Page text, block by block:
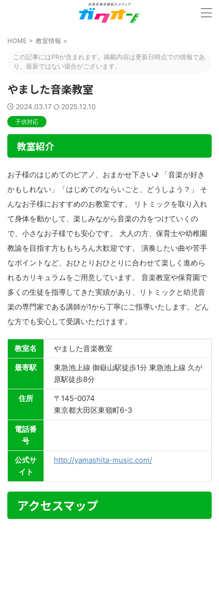
HOME > 教室情報 >
この記事にはPRが含まれます。掲載内容は更新日時点での情報であ
り、最新ではない場合がございます。
やました音楽教室
2024.03.17 2025.12.10
子供対応
教室紹介
お子様のはじめてのピアノ、おまかせ下さい♪ 「音楽が好き
かもしれない」「はじめてのならいごと、どうしよう？」 そ
んなお子様におすすめのお教室です。 リトミックを取り入れ
て身体を動かして、楽しみながら音楽の力をつけていくの
で、小さなお子様でも安心です。 大人の方、保育士や幼稚園
教諭を目指す方ももちろん大歓迎です。 演奏したい曲や苦手
なポイントなど、おひとりおひとりに合わせて楽しく進めら
れるカリキュラムをご用意しています。 音楽教室や保育園で
多くの生徒を指導してきた実績があり、リトミックと幼児音
楽の専門家である講師が1から丁寧にご指導いたします。どん
な方でも安心して受講いただけます。
教室名 やました音楽教室
最寄駅
東急池上線 御嶽山駅徒歩1分 東急池上線 久が
原駅徒歩8分
住所
〒145-0074
東京都大田区東嶺町6-3
電話番
号
公式サ
イト
http://yamashita-music.com/
アクセスマップ